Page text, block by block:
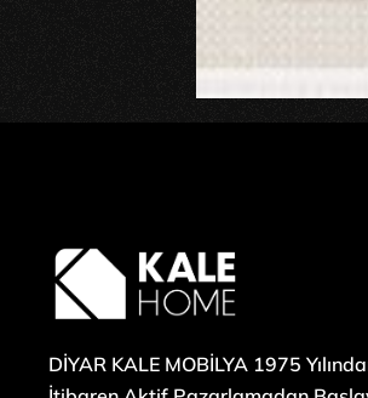
DİYAR KALE MOBİLYA 1975